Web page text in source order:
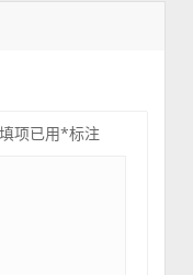
项已用*标注